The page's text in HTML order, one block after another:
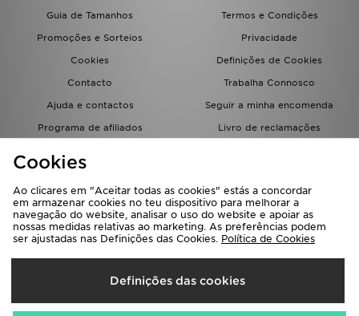
Guia de Tamanhos
Termos e Condições
Promoções e Sorteios
Privacidade
Cookies
Definições de Cookies
Contacto
Trabalha Connosco
Ajuda e contactos
Seguir a minha encomenda
Programa de afiliados
Livro de reclamações
Seleciona O País
Portugal
Cookies
Ao clicares em "Aceitar todas as cookies" estás a concordar
em armazenar cookies no teu dispositivo para melhorar a
navegação do website, analisar o uso do website e apoiar as
nossas medidas relativas ao marketing. As preferências podem
ser ajustadas nas Definições das Cookies. Política de Cookies
Definições das cookies